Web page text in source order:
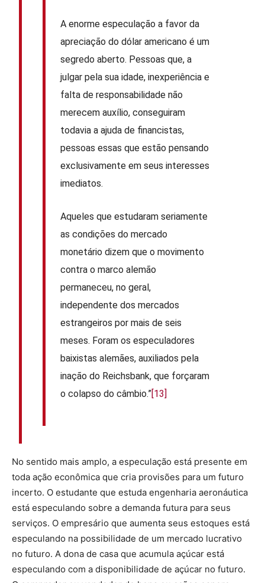
A enorme especulação a favor da
apreciação do dólar americano é um
segredo aberto. Pessoas que, a
julgar pela sua idade, inexperiência e
falta de responsabilidade não
merecem auxílio, conseguiram
todavia a ajuda de financistas,
pessoas essas que estão pensando
exclusivamente em seus interesses
imediatos.
Aqueles que estudaram seriamente
as condições do mercado
monetário dizem que o movimento
contra o marco alemão
permaneceu, no geral,
independente dos mercados
estrangeiros por mais de seis
meses. Foram os especuladores
baixistas alemães, auxiliados pela
inação do Reichsbank, que forçaram
o colapso do câmbio.”[13]
No sentido mais amplo, a especulação está presente em
toda ação econômica que cria provisões para um futuro
incerto. O estudante que estuda engenharia aeronáutica
está especulando sobre a demanda futura para seus
serviços. O empresário que aumenta seus estoques está
especulando na possibilidade de um mercado lucrativo
no futuro. A dona de casa que acumula açúcar está
especulando com a disponibilidade de açúcar no futuro.